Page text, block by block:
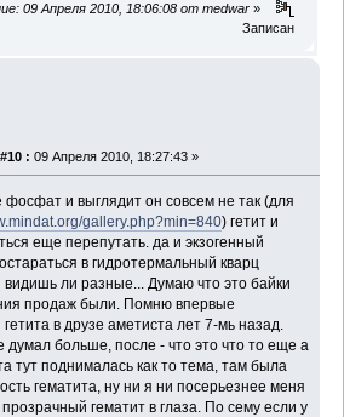
09 Апреля 2010, 18:06:08 от medwar »
Записан
: 09 Апреля 2010, 18:27:43 »
фосфат и выглядит он совсем не так (для
gallery.php?min=840) гетит и
еще перепутать. да и экзогенный
в гидротермальный кварц
ли разные... Думаю что это байки
продаж были. Помню впервые
в друзе аметиста лет 7-мь назад.
думал больше, после - что это что то еще а
тут поднималась как то тема, там была
гематита, ну ни я ни посерьезнее меня
гематит в глаза. По сему если у